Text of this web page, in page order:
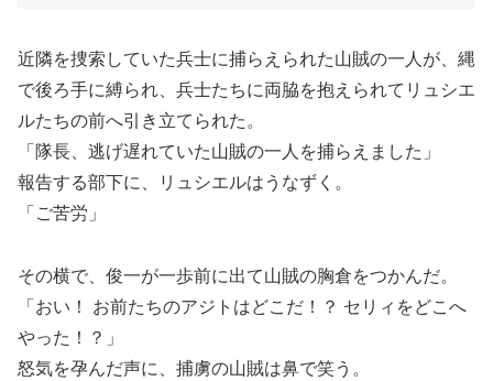
近隣を捜索していた兵士に捕らえられた山賊の一人が、縄
で後ろ手に縛られ、兵士たちに両脇を抱えられてリュシエ
ルたちの前へ引き立てられた。
「隊長、逃げ遅れていた山賊の一人を捕らえました」
報告する部下に、リュシエルはうなずく。
「ご苦労」
その横で、俊一が一歩前に出て山賊の胸倉をつかんだ。
「おい！ お前たちのアジトはどこだ！？ セリィをどこへ
やった！？」
怒気を孕んだ声に、捕虜の山賊は鼻で笑う。